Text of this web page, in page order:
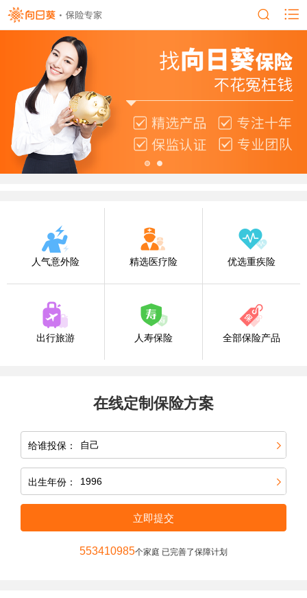
人气意外险 精选医疗险 优选重疾险
出行旅游 人寿保险 全部保险产品
在线定制保险方案
给谁投保：
出生年份：
立即提交
553410985个家庭 已完善了保障计划